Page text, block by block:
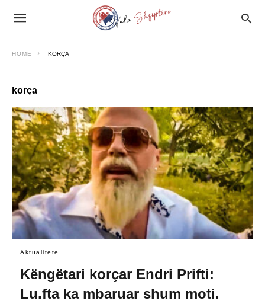
HOME KORÇA
korça
Aktualitete
Këngëtari korçar Endri Prifti:
Lu.fta ka mbaruar shum moti.